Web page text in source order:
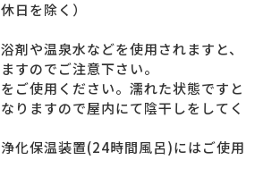
日を除く）
剤や温泉水などを使用されますと、
すのでご注意下さい。
ご使用ください。濡れた状態ですと
りますので屋内にて陰干しをしてく
化保温装置(24時間風呂)にはご使用